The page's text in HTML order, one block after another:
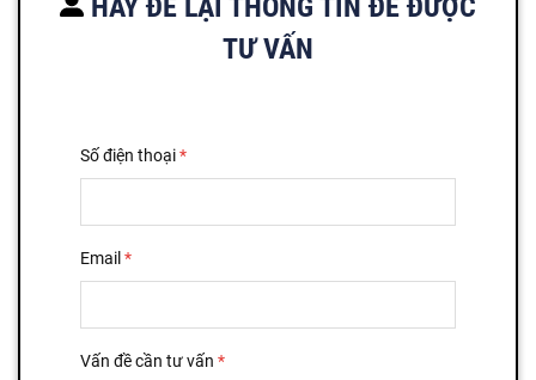
HÃY ĐỂ LẠI THÔNG TIN ĐỂ ĐƯỢC
TƯ VẤN